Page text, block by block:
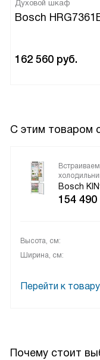
Духовой шкаф
Bosch
162 560 руб.
С этим товаром
Bosch
154 490
Высота, см:
Ширина, см:
Перейти к товару
Почему стоит